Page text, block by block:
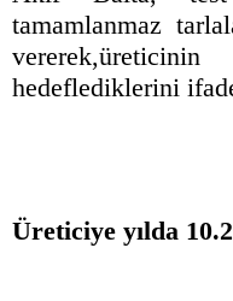
tamamlanmaz
hedeflediklerini
Üreticiye yılda